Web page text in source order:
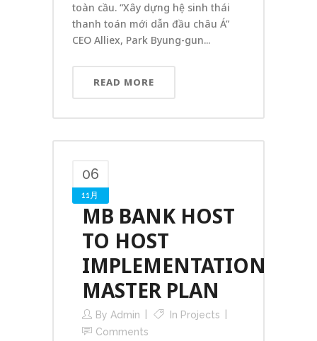
toàn cầu. “Xây dựng hệ sinh thái
thanh toán mới dẫn đầu châu Á”
CEO Alliex, Park Byung-gun...
READ MORE
06
11月
MB BANK HOST
TO HOST
IMPLEMENTATION
MASTER PLAN
By Admin In Projects
Comments